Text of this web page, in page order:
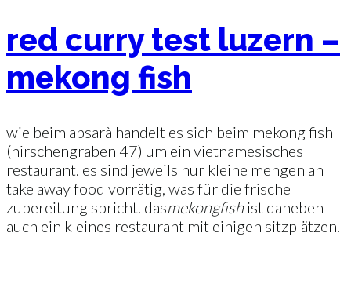
red curry test luzern –
mekong fish
wie beim apsarà handelt es sich beim mekong fish
(hirschengraben 47) um ein vietnamesisches
restaurant. es sind jeweils nur kleine mengen an
take away food vorrätig, was für die frische
zubereitung spricht. dasmekongfishist daneben
auch ein kleines restaurant mit einigen sitzplätzen.